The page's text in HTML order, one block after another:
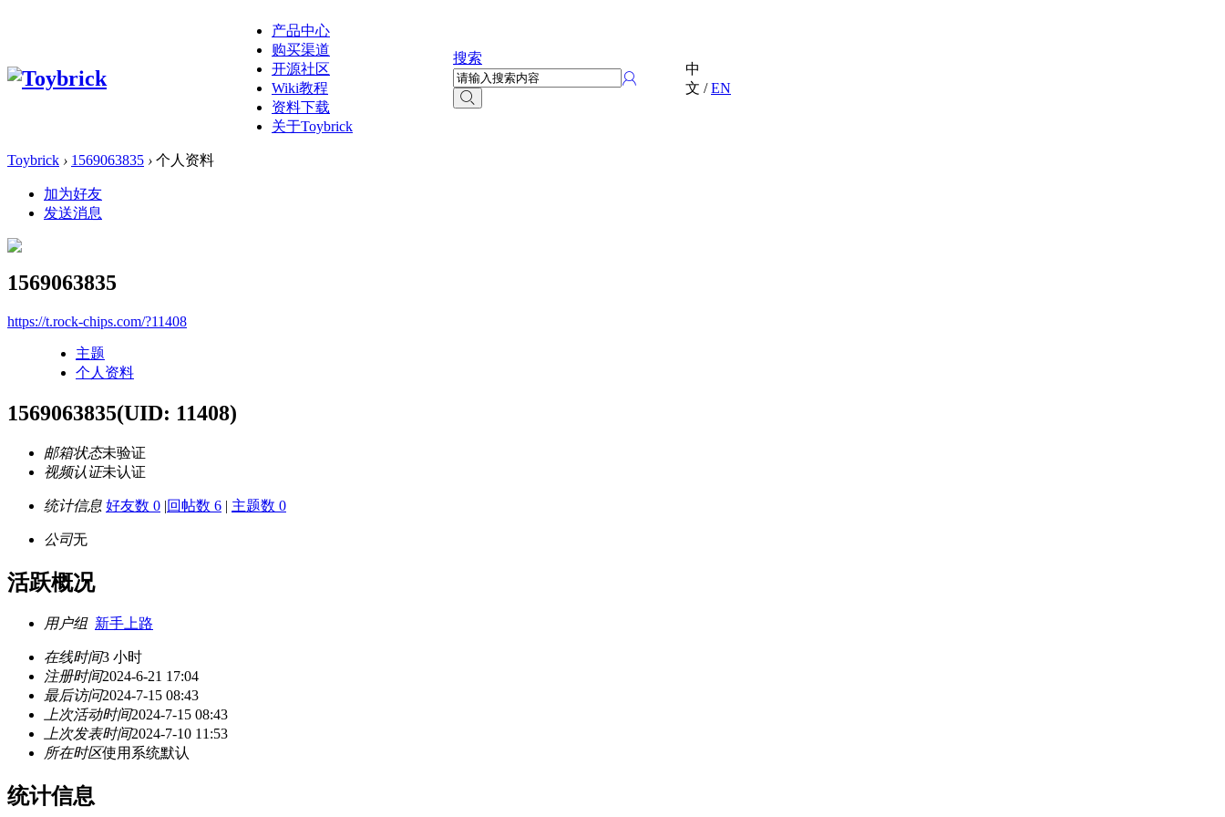
产品中心
购买渠道
开源社区
Wiki教程
资料下载
关于Toybrick
搜索
中
文 /EN
Toybrick › 1569063835 › 个人资料
加为好友
发送消息
1569063835
https://t.rock-chips.com/?11408
主题
个人资料
1569063835(UID: 11408)
邮箱状态未验证
视频认证未认证
统计信息 好友数 0 |回帖数 6 | 主题数 0
公司无
活跃概况
用户组 新手上路
在线时间3 小时
注册时间2024-6-21 17:04
最后访问2024-7-15 08:43
上次活动时间2024-7-15 08:43
上次发表时间2024-7-10 11:53
所在时区使用系统默认
统计信息